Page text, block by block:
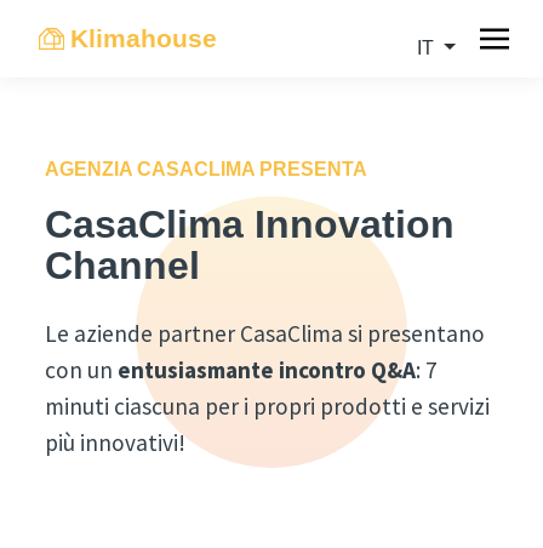
Klimahouse IT
AGENZIA CASACLIMA PRESENTA
CasaClima Innovation
Channel
Le aziende partner CasaClima si presentano
con un entusiasmante incontro Q&A: 7
minuti ciascuna per i propri prodotti e servizi
più innovativi!